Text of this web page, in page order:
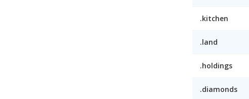
.kitchen
.land
.holdings
.diamonds